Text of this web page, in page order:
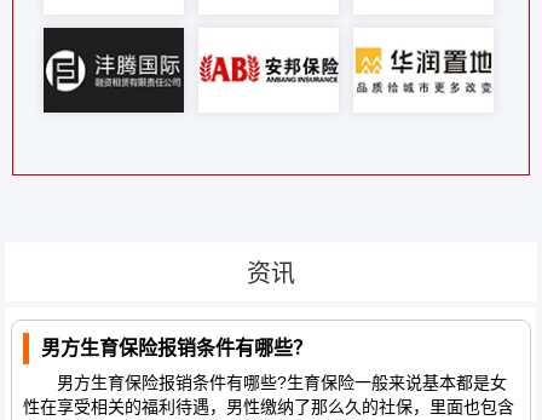
资讯
男方生育保险报销条件有哪些？
男方生育保险报销条件有哪些?生育保险一般来说基本都是女
性在享受相关的福利待遇，男性缴纳了那么久的社保，里面也包含